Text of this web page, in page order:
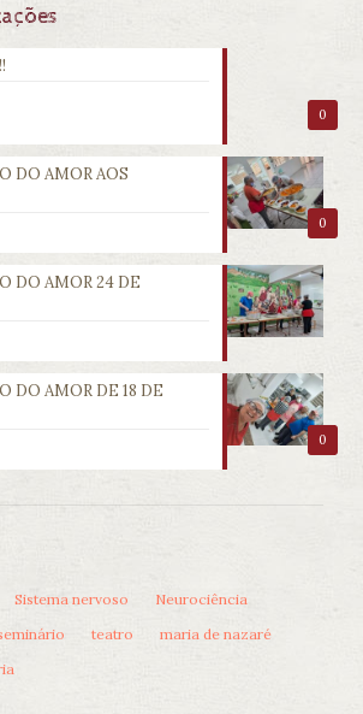
0
0
DO AMOR AOS
DO AMOR 24 DE
0
DO AMOR DE 18 DE
Sistema nervoso
Neurociência
teatro
maria de nazaré